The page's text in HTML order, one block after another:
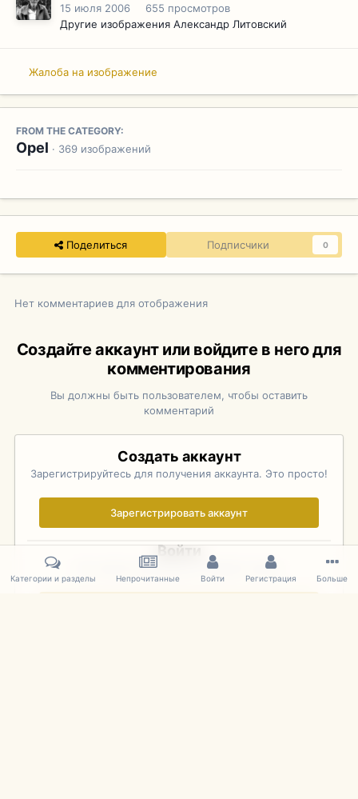
15 июля 2006
655 просмотров
Другие изображения Александр Литовский
Жалоба на изображение
FROM THE CATEGORY:
Opel · 369 изображений
Поделиться Подписчики 0
Нет комментариев для отображения
Создайте аккаунт или войдите в него для
комментирования
Вы должны быть пользователем, чтобы оставить
комментарий
Создать аккаунт
Зарегистрируйтесь для получения аккаунта. Это просто!
Зарегистрировать аккаунт
Войти
Уже зарегистрированы? Войдите здесь.
Категории и разделы Непрочитанные Войти Регистрация Больше